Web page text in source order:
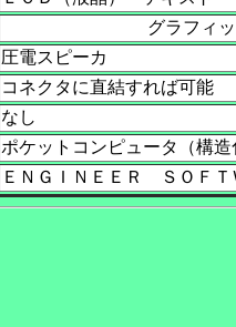
グラフィック ２
圧電スピーカ
コネクタに直結すれば可能
なし
ポケットコンピュータ（構
ＥＮＧＩＮＥＥＲ ＳＯＦＴ